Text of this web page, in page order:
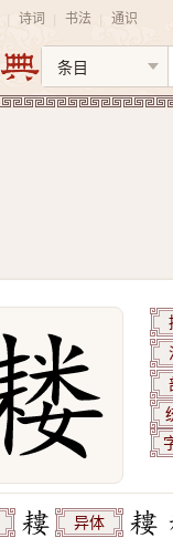
诗词 书法 通识
异体